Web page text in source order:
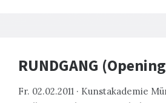
RUNDGANG
Fr. 02.02.2011 · Kunstakademie